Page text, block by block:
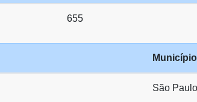
655
Município
São Paulo